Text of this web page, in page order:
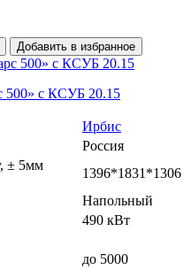
Добавить в избранное
500» с КСУБ 20.15
Ирбис
Россия
± 5мм
1396*1831*1306
Напольный
490 кВт
до 5000